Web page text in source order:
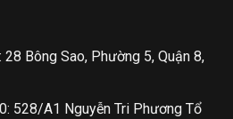
Bông Sao, Phường 5, Quận 8,
528/A1 Nguyễn Tri Phương Tổ